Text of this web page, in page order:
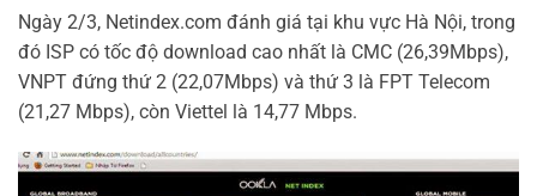
Ngày 2/3, Netindex.com đánh giá tại khu vực Hà Nội, trong
đó ISP có tốc độ download cao nhất là CMC (26,39Mbps),
VNPT đứng thứ 2 (22,07Mbps) và thứ 3 là FPT Telecom
(21,27 Mbps), còn Viettel là 14,77 Mbps.